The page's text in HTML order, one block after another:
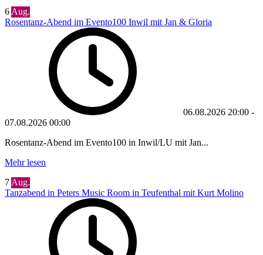
6 Aug.
Rosentanz-Abend im Evento100 Inwil mit Jan & Gloria
06.08.2026 20:00 -
07.08.2026 00:00
Rosentanz-Abend im Evento100 in Inwil/LU mit Jan...
Mehr lesen
7 Aug.
Tanzabend in Peters Music Room in Teufenthal mit Kurt Molino